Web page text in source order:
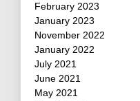
February 2023
January 2023
November 2022
January 2022
July 2021
June 2021
May 2021